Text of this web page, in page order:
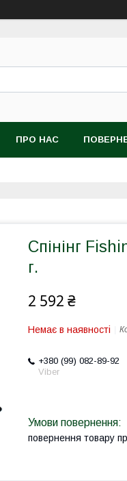
ПРО НАС
Спінінг
г.
2 592 ₴
Немає в наявності
+380 (99) 082-89-92
Viber
повернення товару